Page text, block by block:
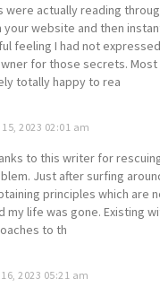
were actually reading
your website and then
feeling I had not
for those secrets. Most
totally happy to rea
2023 02:01 am
to this writer for
Just after surfing
principles which are
my life was gone. Existing
to th
2023 05:21 am